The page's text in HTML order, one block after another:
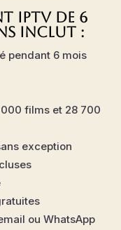
IPTV de 6
inclut :
pendant 6 mois
films et 28 700
exception
ou WhatsApp